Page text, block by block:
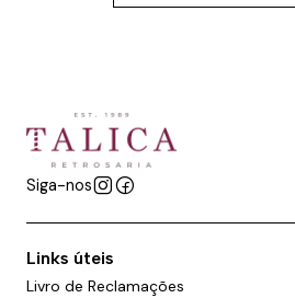
Siga-nos
Links úteis
Livro de Reclamações